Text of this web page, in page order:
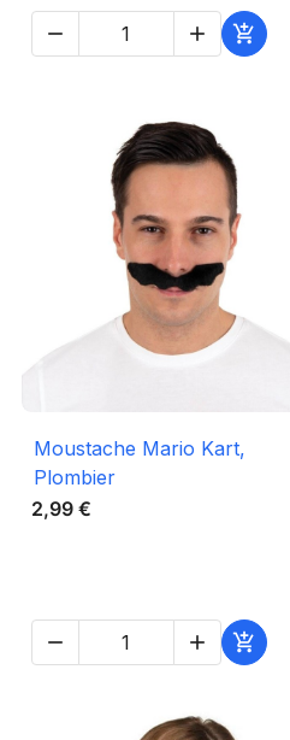

 
Aperçu rapide
Moustache Mario Kart,
Plombier
2,99 €
  